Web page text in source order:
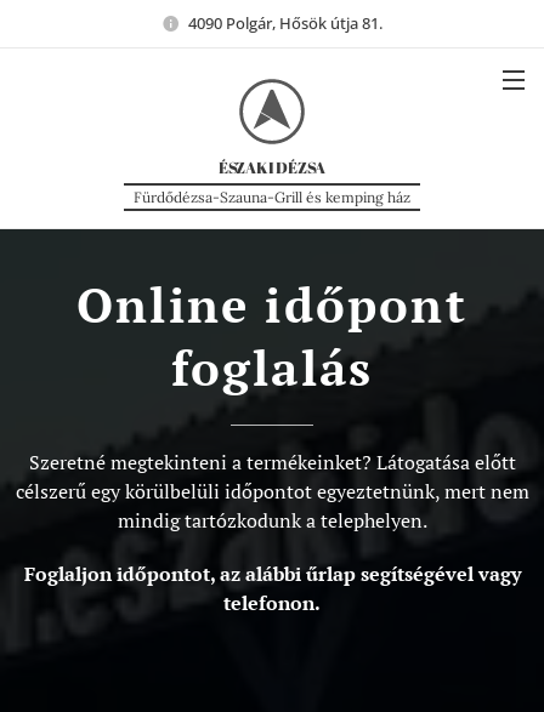
4090 Polgár, Hősök útja 81.
ÉSZAKIDÉZSA
Fürdődézsa-Szauna-Grill és kemping ház
Online időpont
foglalás
Szeretné megtekinteni a termékeinket? Látogatása előtt
célszerű egy körülbelüli időpontot egyeztetnünk, mert nem
mindig tartózkodunk a telephelyen.
Foglaljon időpontot, az alábbi űrlap segítségével vagy
telefonon.